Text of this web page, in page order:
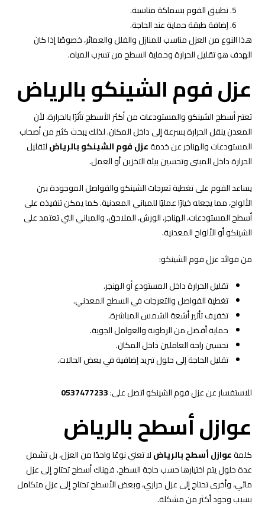
تطبيق الفوم بسماكة مناسبة.
إضافة طبقة حماية عند الحاجة.
هذا النوع من العزل مناسب للمنازل والفلل والعمائر، خصوصًا إذا كان
الهدف هو تقليل الحرارة وحماية السطح من تسرب المياه.
عزل فوم الشينكو بالرياض
تعتبر أسطح الشينكو والمستودعات من أكثر الأسطح تأثرًا بالحرارة، لأن
المعدن ينقل الحرارة بسرعة إلى داخل المكان. لذلك يبحث كثير من أصحاب
المستودعات والهناجر عن خدمةعزل فوم الشينكو بالرياضلتقليل
الحرارة داخل المبنى وتحسين بيئة التخزين أو العمل.
يساعد الفوم على تغطية تعرجات الشينكو والفواصل الموجودة بين
الألواح، مما يجعله خيارًا عمليًا للمباني المعدنية. كما يمكن تنفيذه على
أسطح المستودعات، الهناجر، الورش، الملاحق، والمباني التي تعتمد على
الشينكو أو الألواح المعدنية.
من فوائد عزل فوم الشينكو:
تقليل الحرارة داخل المستودع أو الهنجر.
تغطية الفواصل والتعرجات في السطح المعدني.
تخفيف تأثير أشعة الشمس المباشرة.
حماية أفضل من الرطوبة والعوامل الجوية.
تحسين راحة العاملين داخل المكان.
تقليل الحاجة إلى حلول تبريد إضافية في بعض الحالات.
للاستفسار عن عزل فوم الشينكو اتصل على:0537477233
عوازل أسطح بالرياض
كلمةعوازل أسطح بالرياضلا تعني نوعًا واحدًا من العزل، بل تشمل
عدة حلول يتم اختيارها حسب حاجة السطح. فهناك أسطح تحتاج إلى عزل
مائي، وأخرى تحتاج إلى عزل حراري، وبعض الأسطح تحتاج إلى عزل متكامل
بسبب وجود أكثر من مشكلة.